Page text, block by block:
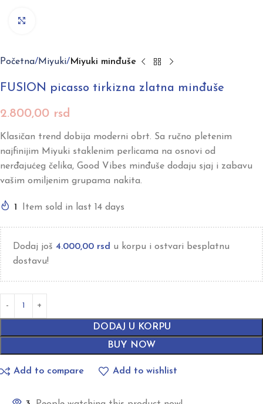
Početna Miyuki Miyuki minđuše
FUSION picasso tirkizna zlatna minđuše
2.800,00 rsd
Klasičan trend dobija moderni obrt. Sa ručno pletenim
najfinijim Miyuki staklenim perlicama na osnovi od
nerđajućeg čelika, Good Vibes minđuše dodaju sjaj i zabavu
vašim omiljenim grupama nakita.
1 Item sold in last 14 days
Dodaj još 4.000,00 rsd u korpu i ostvari besplatnu
dostavu!
DODAJ U KORPU
BUY NOW
Add to compare Add to wishlist